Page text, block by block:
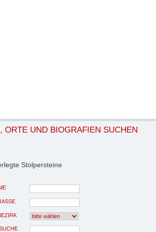
ORTE UND BIOGRAFIEN SUCHEN
Stolpersteine